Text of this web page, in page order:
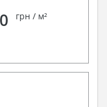
грн / м²